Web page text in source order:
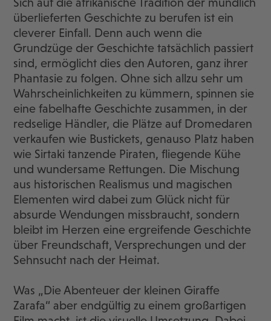
überlieferten Geschichte zu berufen ist ein
cleverer Einfall. Denn auch wenn die
Grundzüge der Geschichte tatsächlich passiert
sind, ermöglicht dies den Autoren, ganz ihrer
Phantasie zu folgen. Ohne sich allzu sehr um
Wahrscheinlichkeiten zu kümmern, spinnen sie
eine fabelhafte Geschichte zusammen, in der
redselige Händler, die Plätze auf Dromedaren
verkaufen wie Bustickets, genauso Platz haben
wie Sirtaki tanzende Piraten, fliegende Kühe
und wundersame Rettungen. Die Mischung
aus historischen Realismus und magischen
Elementen wird dabei zum Glück nicht für
absurde Wendungen missbraucht, sondern
bleibt im Herzen eine ergreifende Geschichte
über Freundschaft, Versprechungen und der
Sehnsucht nach der Heimat.
Was „Die Abenteuer der kleinen Giraffe
Zarafa“ aber endgültig zu einem großartigen